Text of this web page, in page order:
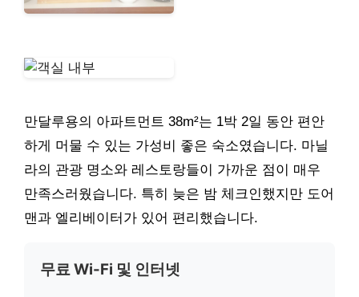
만달루용의 아파트먼트 38m²는 1박 2일 동안 편안
하게 머물 수 있는 가성비 좋은 숙소였습니다. 마닐
라의 관광 명소와 레스토랑들이 가까운 점이 매우
만족스러웠습니다. 특히 늦은 밤 체크인했지만 도어
맨과 엘리베이터가 있어 편리했습니다.
무료 Wi-Fi 및 인터넷